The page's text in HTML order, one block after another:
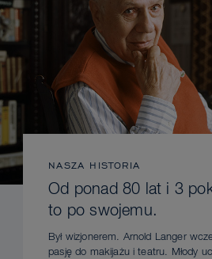
NASZA HISTORIA
Od ponad 80 lat i 3
to po swojemu.
Był wizjonerem. Arnold Langer
pasję do makijażu i teatru. Młody